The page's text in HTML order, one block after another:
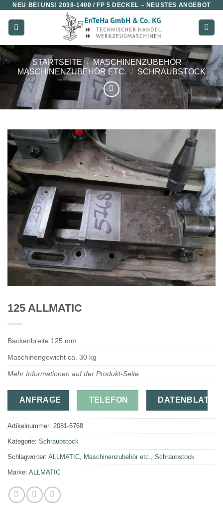
Zum
Inhalt
springen
NEU BEI UNS!2038-1400 / FP 5 DECKEL – NEUSTES ANGEBOT
STARTSEITE / MASCHINENZUBEHÖR /
MASCHINENZUBEHÖR ETC. / SCHRAUBSTOCK
125 ALLMATIC
Backenbreite 125 mm
Maschinengewicht ca. 30 kg
Mehr Informationen auf der Produkt-Seite
ANFRAGE TELEFON DATENBLATT
Artikelnummer: 2081-5768
Kategorie: Schraubstock
Schlagwörter: ALLMATIC, Maschinenzubehör etc., Schraubstock
Marke: ALLMATIC